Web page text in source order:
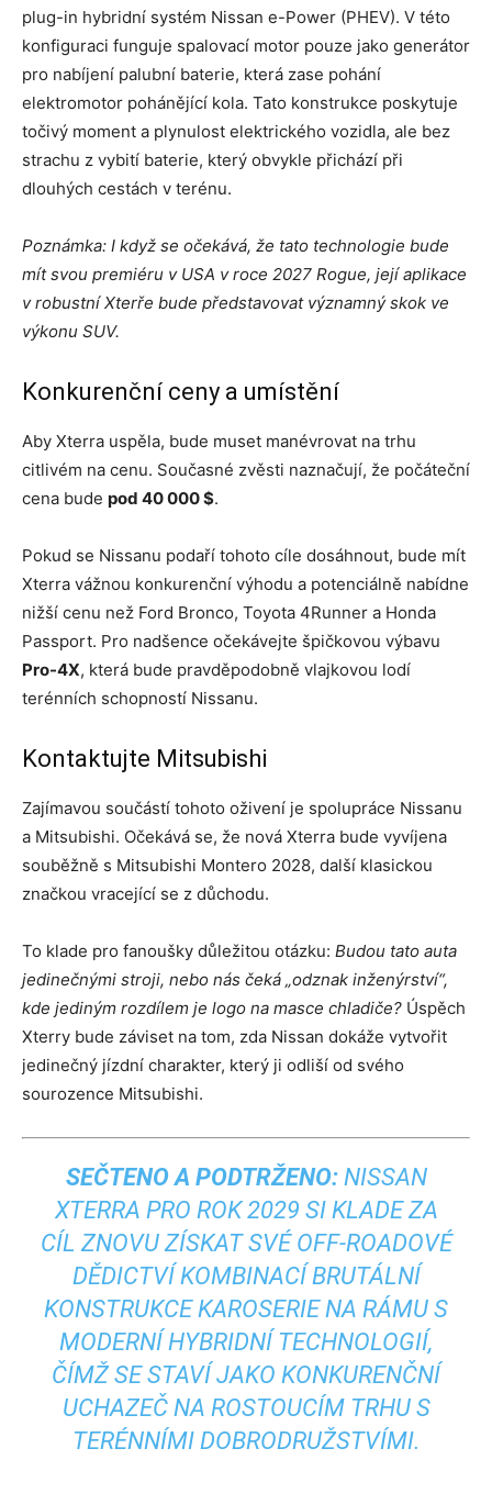
plug-in hybridní systém Nissan e-Power (PHEV). V této
konfiguraci funguje spalovací motor pouze jako generátor
pro nabíjení palubní baterie, která zase pohání
elektromotor pohánějící kola. Tato konstrukce poskytuje
točivý moment a plynulost elektrického vozidla, ale bez
strachu z vybití baterie, který obvykle přichází při
dlouhých cestách v terénu.
Poznámka: I když se očekává, že tato technologie bude
mít svou premiéru v USA v roce 2027 Rogue, její aplikace
v robustní Xterře bude představovat významný skok ve
výkonu SUV.
Konkurenční ceny a umístění
Aby Xterra uspěla, bude muset manévrovat na trhu
citlivém na cenu. Současné zvěsti naznačují, že počáteční
cena bude pod 40 000 $.
Pokud se Nissanu podaří tohoto cíle dosáhnout, bude mít
Xterra vážnou konkurenční výhodu a potenciálně nabídne
nižší cenu než Ford Bronco, Toyota 4Runner a Honda
Passport. Pro nadšence očekávejte špičkovou výbavu
Pro-4X, která bude pravděpodobně vlajkovou lodí
terénních schopností Nissanu.
Kontaktujte Mitsubishi
Zajímavou součástí tohoto oživení je spolupráce Nissanu
a Mitsubishi. Očekává se, že nová Xterra bude vyvíjena
souběžně s Mitsubishi Montero 2028, další klasickou
značkou vracející se z důchodu.
To klade pro fanoušky důležitou otázku: Budou tato auta
jedinečnými stroji, nebo nás čeká „odznak inženýrství“,
kde jediným rozdílem je logo na masce chladiče? Úspěch
Xterry bude záviset na tom, zda Nissan dokáže vytvořit
jedinečný jízdní charakter, který ji odliší od svého
sourozence Mitsubishi.
SEČTENO A PODTRŽENO:NISSAN
XTERRA PRO ROK 2029 SI KLADE ZA
CÍL ZNOVU ZÍSKAT SVÉ OFF-ROADOVÉ
DĚDICTVÍ KOMBINACÍ BRUTÁLNÍ
KONSTRUKCE KAROSERIE NA RÁMU S
MODERNÍ HYBRIDNÍ TECHNOLOGIÍ,
ČÍMŽ SE STAVÍ JAKO KONKURENČNÍ
UCHAZEČ NA ROSTOUCÍM TRHU S
TERÉNNÍMI DOBRODRUŽSTVÍMI.